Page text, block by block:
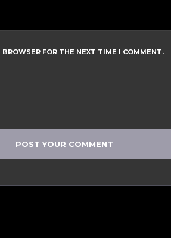
FOR THE NEXT TIME I COMMENT.